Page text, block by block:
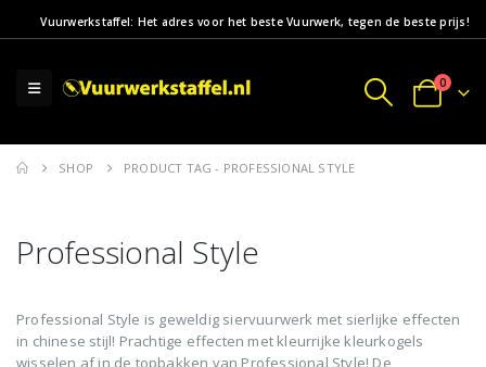
Vuurwerkstaffel: Het adres voor het beste Vuurwerk, tegen de beste prijs!
0
SHOP PRODUCT TAG - PROFESSIONAL STYLE
Professional Style
Professional Style is geweldig siervuurwerk met sierlijke effecten
in chinese stijl! Prachtige effecten met kleurrijke kleurkogels
wisselen af in de topbakken van Professional Style! De